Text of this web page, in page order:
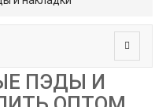
ПЭДЫ И